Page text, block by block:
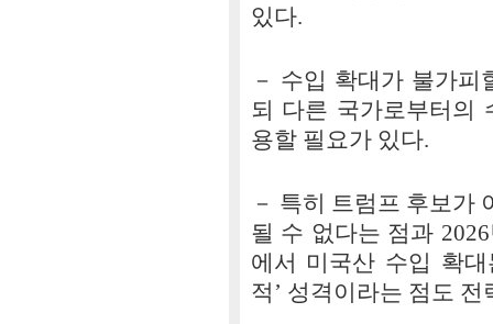
있다.
－ 수입 확대가 불가
되 다른 국가로부터의
용할 필요가 있다.
－ 특히 트럼프 후보가
될 수 없다는 점과
에서 미국산 수입 확대
적’ 성격이라는 점도